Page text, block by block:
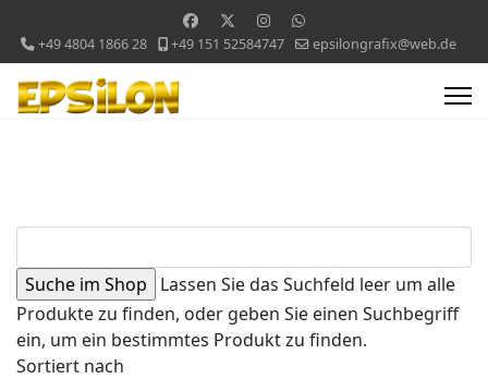
+49 4804 1866 28 +49 151 52584747 epsilongrafix@web.de
Lassen Sie das Suchfeld leer um alle
Produkte zu finden, oder geben Sie einen Suchbegriff
ein, um ein bestimmtes Produkt zu finden.
Sortiert nach